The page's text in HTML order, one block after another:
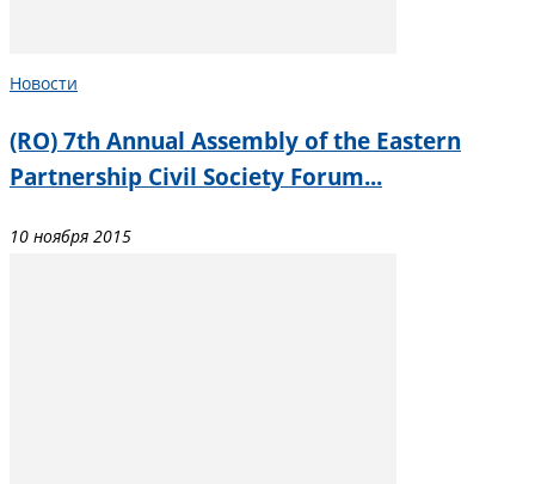
Новости
(RO) 7th Annual Assembly of the Eastern
Partnership Civil Society Forum...
10 ноября 2015